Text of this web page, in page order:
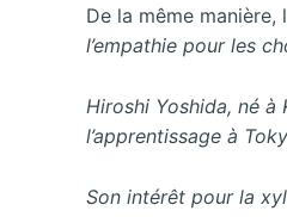
De la même manière,
l’empathie pour les
Hiroshi Yoshida, né
l’apprentissage à
Son intérêt pour la